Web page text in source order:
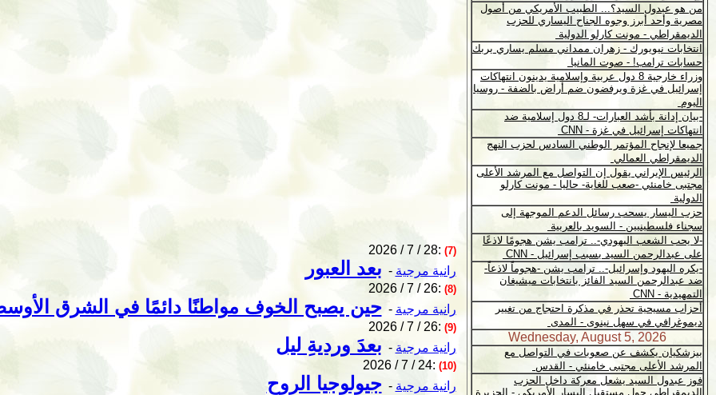
2026 / 7 / 28: (7)
بعد العبور - رانية مرجية
2026 / 7 / 26: (8)
حين يصبح الخوف مواطنًا دائمًا في الشرق - رانية مرجية
2026 / 7 / 26: (9)
بعدَ ورديةِ ليل - رانية مرجية
2026 / 7 / 24: (10)
جيولوجيا الروح - رانية مرجية